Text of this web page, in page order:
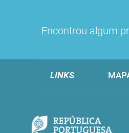
Encontrou algum
LINKS